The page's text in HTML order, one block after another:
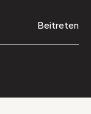
Beitreten